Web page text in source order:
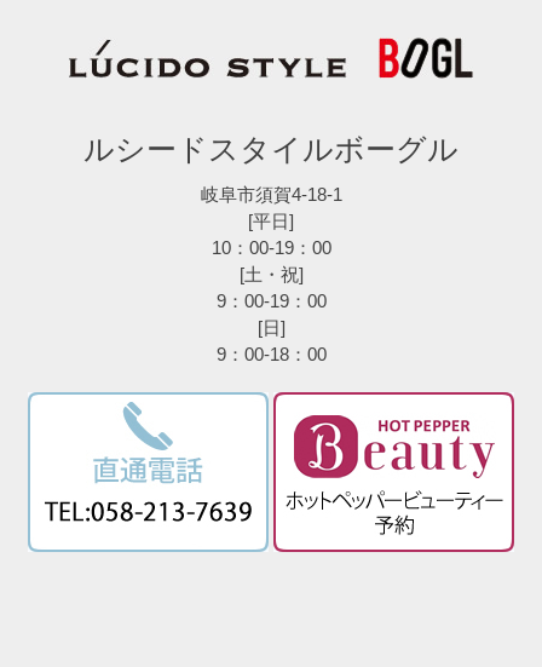
ルシードスタイルボーグル
岐阜市須賀4-18-1
[平日]
10：00-19：00
[土・祝]
9：00-19：00
[日]
9：00-18：00